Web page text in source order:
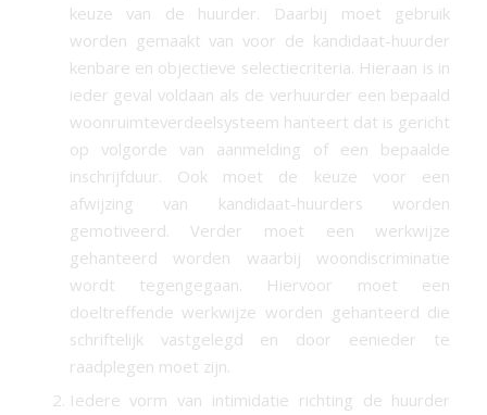
keuze van de huurder. Daarbij moet gebruik
worden gemaakt van voor de kandidaat-huurder
kenbare en objectieve selectiecriteria. Hieraan is in
ieder geval voldaan als de verhuurder een bepaald
woonruimteverdeelsysteem hanteert dat is gericht
op volgorde van aanmelding of een bepaalde
inschrijfduur. Ook moet de keuze voor een
afwijzing van kandidaat-huurders worden
gemotiveerd. Verder moet een werkwijze
gehanteerd worden waarbij woondiscriminatie
wordt tegengegaan. Hiervoor moet een
doeltreffende werkwijze worden gehanteerd die
schriftelijk vastgelegd en door eenieder te
raadplegen moet zijn.
Iedere vorm van intimidatie richting de huurder